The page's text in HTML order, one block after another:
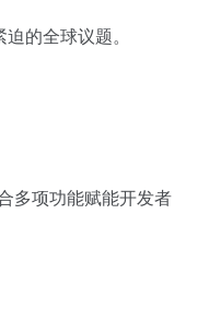
的全球议题。
多项功能赋能开发者